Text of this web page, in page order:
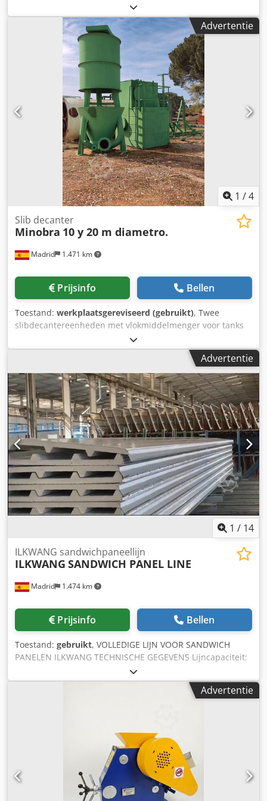
Advertentie
1 /4
Madrid 1.471 km
Slib decanter
Minobra 10 y 20 m diametro.
Prijsinfo Bellen
Toestand: werkplaatsgereviseerd (gebruikt), Twee
slibdecantereenheden met vlokmiddelmenger voor tanks
met een diameter van 10 en 20 m. Pomp voor ingedikt slib
Dodju N Nnbepfx Aiuskr
Advertentie
1 / 14
Madrid 1.474 km
ILKWANG sandwichpaneellijn
ILKWANG SANDWICH PANEL LINE
Prijsinfo Bellen
Toestand: gebruikt, VOLLEDIGE LIJN VOOR SANDWICH
PANELEN ILKWANG TECHNISCHE GEGEVENS Lijncapaciteit:
400 m²/u Paneellengte: 2.000 mm - 15.500 mm Paneeldikte:
50-75-100-125 mm LEVERINGSOMVANG Bovenste
profielwalslijn - Coil-laadtafel en eenvoudige
constructie ter ondersteuning van alle bovengenoemde
apparatuur Onderste profielwalslijn - Coiltransportwagen -
Eenvoudige expanderspoelhaspel - Beschermfolie
applicatie - Profileren in 22 stappen Elektrische
voorverwarmingsoven PUR - PIR schuimeenheid
Dubbelbands transporteur van 20 m Automatisch spacers-
Advertentie